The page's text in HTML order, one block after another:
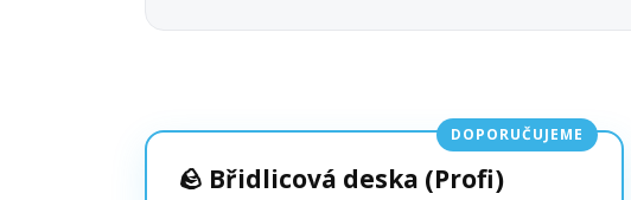
DOPORUČUJEME
🪨 Břidlicová deska (Profi)